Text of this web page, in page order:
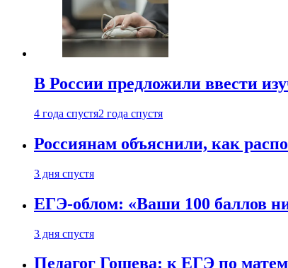
В России предложили ввести
4 года спустя2 года спустя
Россиянам объяснили, как
3 дня спустя
ЕГЭ-облом: «Ваши 100 баллов
3 дня спустя
Педагог Гошева: к ЕГЭ по